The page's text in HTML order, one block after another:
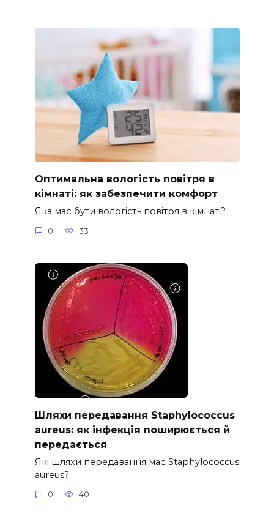
Оптимальна вологість повітря в
кімнаті: як забезпечити комфорт
Яка має бути вологість повітря в кімнаті?
0 33
Шляхи передавання Staphylococcus
aureus: як інфекція поширюється й
передається
Які шляхи передавання має Staphylococcus
aureus?
0 40